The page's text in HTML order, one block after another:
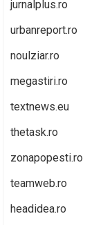
jurnalplus.ro
urbanreport.ro
noulziar.ro
megastiri.ro
textnews.eu
thetask.ro
zonapopesti.ro
teamweb.ro
headidea.ro